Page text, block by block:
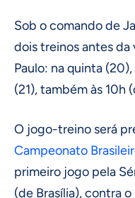
Sob o comando de
dois treinos antes da
Paulo: na quinta
(21), também às 10h
O jogo-treino será
Campeonato
primeiro jogo pela
(de Brasília), contra